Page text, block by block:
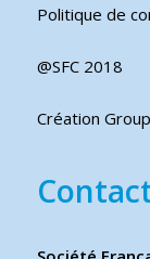
Politique de
@SFC 2018
Création